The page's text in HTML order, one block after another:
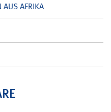
AUS AFRIKA